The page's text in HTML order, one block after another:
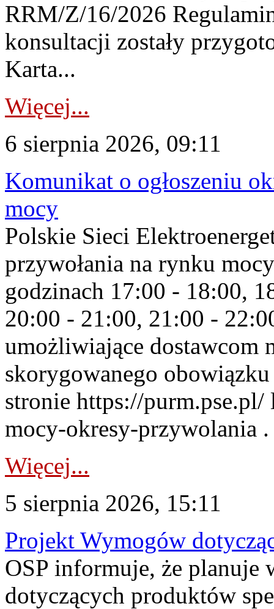
RRM/Z/16/2026
konsultacji zostały
Karta...
Więcej...
6 sierpnia 2026, 09:11
Komunikat o ogłoszeniu
mocy
Polskie Sieci
przywołania na rynku
godzinach 17:00 - 18:00,
20:00 - 21:00, 21:00 -
umożliwiające dostawcom
skorygowanego
stronie https://
mocy-okresy-przywolania
Więcej...
5 sierpnia 2026, 15:11
Projekt Wymogów
OSP informuje, że planuje
dotyczących produktów